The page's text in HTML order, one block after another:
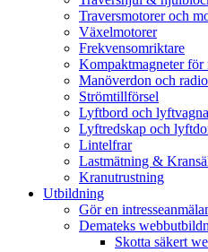
Traversmotorer och
Växelmotorer
Frekvensomriktare
Kompaktmagneter för
Manöverdon och
Strömtillförsel
Lyftbord och
Lyftredskap och
Lintelfrar
Lastmätning &
Kranutrustning
Utbildning
Gör en
Demateks
Skotta säkert